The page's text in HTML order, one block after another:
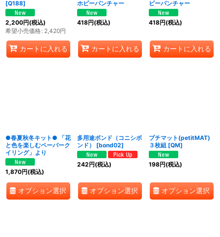
[Q188]
2,200円(税込)
希望小売価格: 2,420円
カートに入れる
ホビーパンチャー
418円(税込)
カートに入れる
ビーパンチャー
418円(税込)
カートに入れる
●春夏秋冬キット● 「花
と色を楽しむペーパーク
イリング」より
1,870円(税込)
オプション選択
多用途ボンド（コニシボ
ンド）
[bond02]
242円(税込)
オプション選択
プチマット(petitMAT)
３枚組 [QM]
198円(税込)
オプション選択